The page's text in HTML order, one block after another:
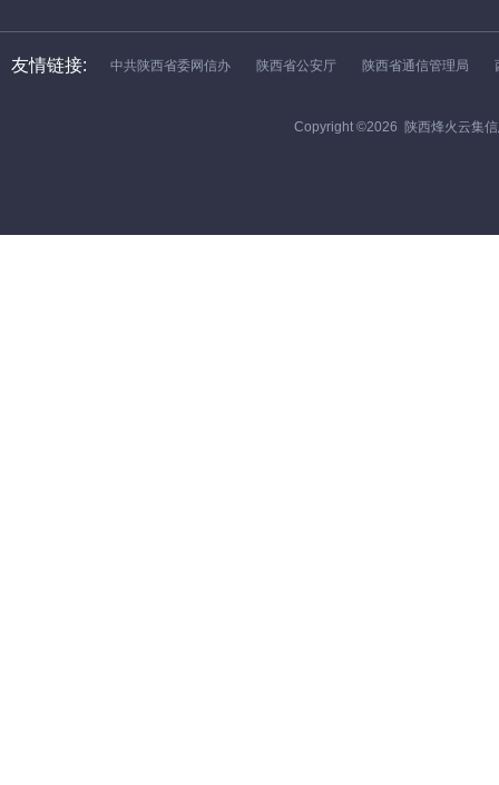
友情链接: 中共陕西省委网信办 陕西省公安厅 陕西省通信管理局
Copyright ©2026 陕西烽火云集